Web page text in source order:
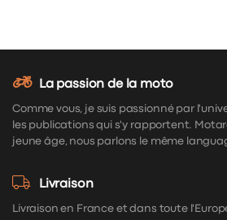
La passion de la moto
Comme vous, je suis passionné par
les publications qui s'y rapportent.
jeune âge, nous parlons le même
Livraison
Livraison en France et dans toute